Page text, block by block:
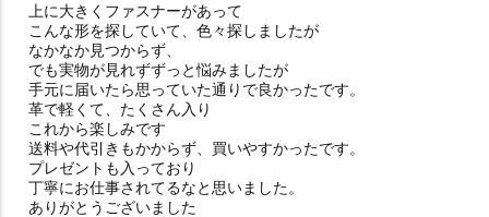
上に大きくファスナーがあって
こんな形を探していて、色々探しましたが
なかなか見つからず、
でも実物が見れずずっと悩みましたが
手元に届いたら思っていた通りで良かったです。
革で軽くて、たくさん入り
これから楽しみです
送料や代引きもかからず、買いやすかったです。
プレゼントも入っており
丁寧にお仕事されてるなと思いました。
ありがとうございました